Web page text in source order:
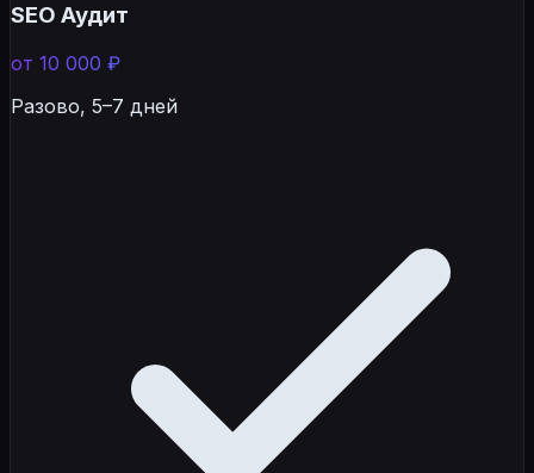
SEO Аудит
от 10 000 ₽
Разово, 5–7 дней